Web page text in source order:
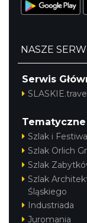
NASZE
Serwis
Tematyczne
Szlak i
Szlak Orlich
Szlak
Szlak
Śląskiego
Industriada
Juromania